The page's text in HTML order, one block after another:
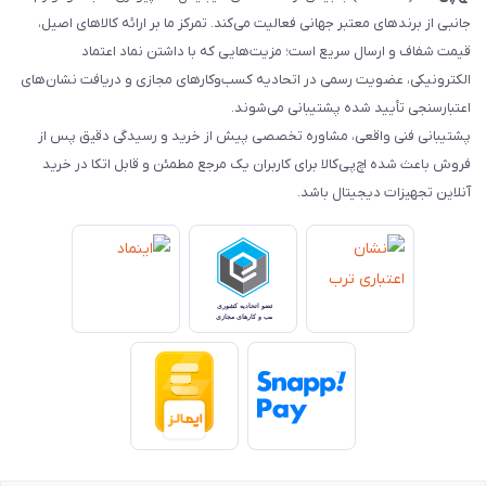
جانبی از برندهای معتبر جهانی فعالیت می‌کند. تمرکز ما بر ارائه کالاهای اصیل،
قیمت شفاف و ارسال سریع است؛ مزیت‌هایی که با داشتن نماد اعتماد
الکترونیکی، عضویت رسمی در اتحادیه کسب‌وکارهای مجازی و دریافت نشان‌های
اعتبارسنجی تأیید شده پشتیبانی می‌شوند.
پشتیبانی فنی واقعی، مشاوره تخصصی پیش از خرید و رسیدگی دقیق پس از
فروش باعث شده اچ‌پی‌کالا برای کاربران یک مرجع مطمئن و قابل اتکا در خرید
آنلاین تجهیزات دیجیتال باشد.